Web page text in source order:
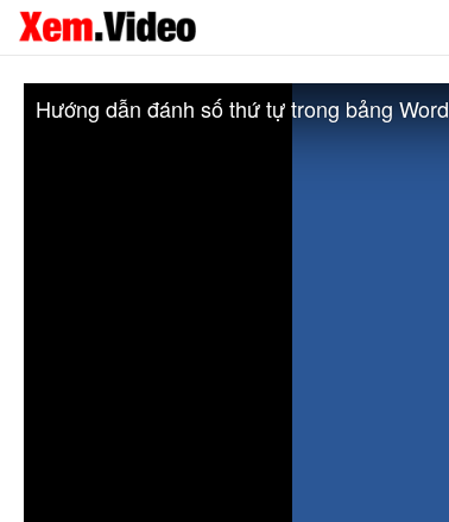
Hướng dẫn đánh số thứ tự trong bảng Word